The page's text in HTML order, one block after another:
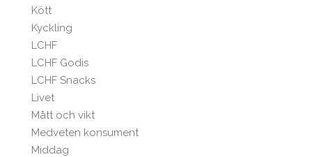
Kött
Kyckling
LCHF
LCHF Godis
LCHF Snacks
Livet
Mått och vikt
Medveten konsument
Middag